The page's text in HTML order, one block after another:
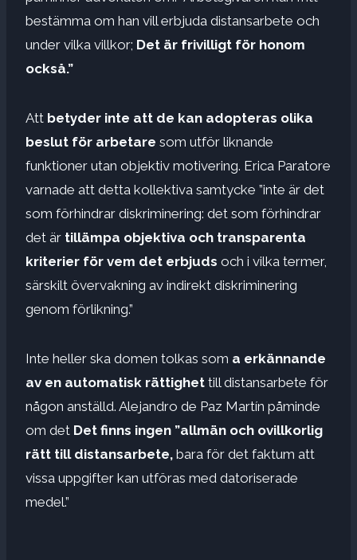
bestämma om han vill erbjuda distansarbete och
under vilka villkor; Det är frivilligt för honom
också.”
Att betyder inte att de kan adopteras olika
beslut för arbetare som utför liknande
funktioner utan objektiv motivering. Erica Paratore
varnade att detta kollektiva samtycke ”inte är det
som förhindrar diskriminering: det som förhindrar
det är tillämpa objektiva och transparenta
kriterier för vem det erbjuds och i vilka termer,
särskilt övervakning av indirekt diskriminering
genom förlikning.”
Inte heller ska domen tolkas som a erkännande
av en automatisk rättighet till distansarbete för
någon anställd. Alejandro de Paz Martín påminde
om det Det finns ingen ”allmän och ovillkorlig
rätt till distansarbete, bara för det faktum att
vissa uppgifter kan utföras med datoriserade
medel.”